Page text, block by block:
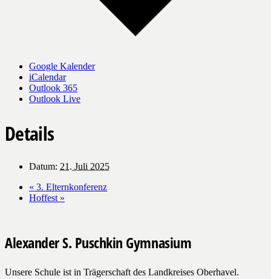
Google Kalender
iCalendar
Outlook 365
Outlook Live
Details
Datum: 21. Juli 2025
« 3. Elternkonferenz
Hoffest »
Alexander S. Puschkin Gymnasium
Unsere Schule ist in Trägerschaft des Landkreises Oberhavel.